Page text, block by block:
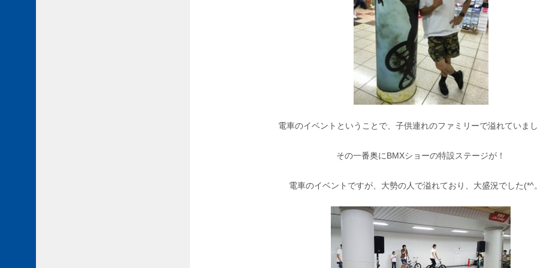
電車のイベントということで、子供連れのファミリーで溢れていまし
その一番奥にBMXショーの特設ステージが！
電車のイベントですが、大勢の人で溢れており、大盛況でした(*^